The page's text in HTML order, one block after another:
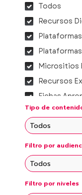
Todos
Recursos
Micrositios
Recursos
Fichas
Proyectos
Micrositios de Consejos
Escolares
Vídeos
Fichas
Fichas
Tipo de
Filtro por
Filtro por niveles